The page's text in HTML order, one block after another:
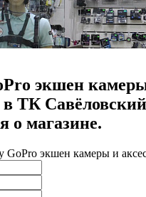
экшен
в ТК
о магазине.
GoPro экшен камеры и